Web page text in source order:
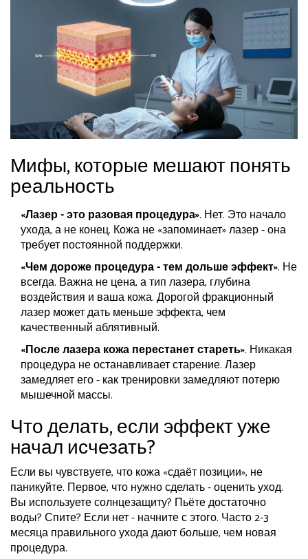
Мифы, которые мешают понять
реальность
«Лазер - это разовая процедура». Нет. Это начало
ухода, а не конец. Кожа не «запоминает» лазер - она
требует постоянной поддержки.
«Чем дороже процедура - тем дольше эффект». Не
всегда. Важна не цена, а тип лазера, глубина
воздействия и ваша кожа. Дорогой фракционный
лазер может дать меньше эффекта, чем
качественный аблятивный.
«После лазера кожа перестанет стареть». Никакая
процедура не останавливает старение. Лазер
замедляет его - как тренировки замедляют потерю
мышечной массы.
Что делать, если эффект уже
начал исчезать?
Если вы чувствуете, что кожа «сдаёт позиции», не
паникуйте. Первое, что нужно сделать - оценить уход.
Вы используете солнцезащиту? Пьёте достаточно
воды? Спите? Если нет - начните с этого. Часто 2-3
месяца правильного ухода дают больше, чем новая
процедура.